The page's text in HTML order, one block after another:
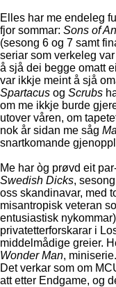
Elles har me endeleg
fjor sommar: Sons of
(sesong 6 og 7 samt
seriar som verkeleg
å sjå dei begge omatt
var ikkje meint å sjå
Spartacus og Scrubs
om me ikkje burde
utover våren, om
nok år sidan me såg
snartkomande
Me har òg prøvd eit
Swedish Dicks,
oss skandinavar, med
misantropisk veteran
entusiastisk
privatetterforskarar i
middelmådige greier.
Wonder Man,
Det verkar som om
att etter Endgame, og